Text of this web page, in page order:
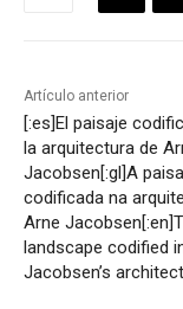
Artículo anterior
[:es]El paisaje
la arquitectura de
Jacobsen[:gl]A
codificada na
Arne
landscape codified
Jacobsen’s